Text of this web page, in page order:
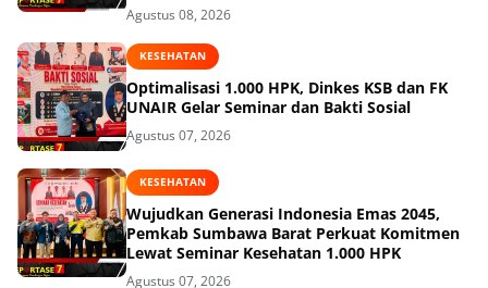
Agustus 08, 2026
KESEHATAN
Optimalisasi 1.000 HPK, Dinkes KSB dan FK
UNAIR Gelar Seminar dan Bakti Sosial
Agustus 07, 2026
KESEHATAN
Wujudkan Generasi Indonesia Emas 2045,
Pemkab Sumbawa Barat Perkuat Komitmen
Lewat Seminar Kesehatan 1.000 HPK
Agustus 07, 2026